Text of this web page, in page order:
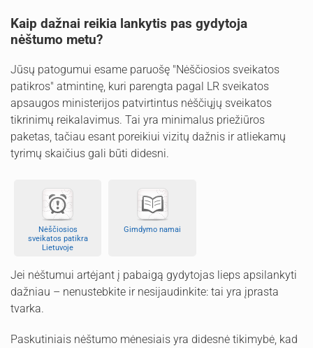
Kaip dažnai reikia lankytis pas gydytoja
nėštumo metu?
Jūsų patogumui esame paruošę "Nėščiosios sveikatos
patikros" atmintinę, kuri parengta pagal LR sveikatos
apsaugos ministerijos patvirtintus nėščiųjų sveikatos
tikrinimų reikalavimus. Tai yra minimalus priežiūros
paketas, tačiau esant poreikiui vizitų dažnis ir atliekamų
tyrimų skaičius gali būti didesni.
Nėščiosios
sveikatos patikra
Lietuvoje
Gimdymo namai
Jei nėštumui artėjant į pabaigą gydytojas lieps apsilankyti
dažniau – nenustebkite ir nesijaudinkite: tai yra įprasta
tvarka.
Paskutiniais nėštumo mėnesiais yra didesnė tikimybė, kad